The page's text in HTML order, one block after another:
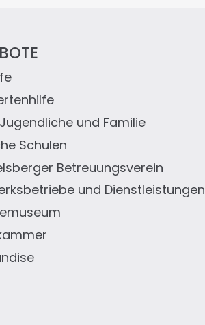
und Familie
Schulen
Betreuungsverein
und Dienstleistungen